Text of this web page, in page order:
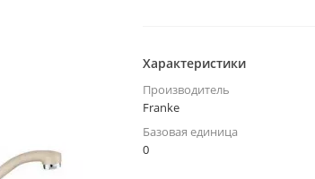
Характеристики
Производитель
Franke
Базовая единица
0